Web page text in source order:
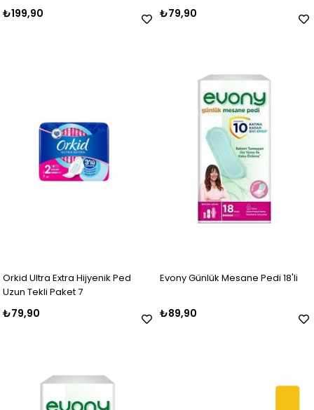
₺199,90 ₺79,90
Orkid Ultra Extra Hijyenik Ped
Uzun Tekli Paket 7
₺79,90
Evony Günlük Mesane Pedi 18'li
₺89,90